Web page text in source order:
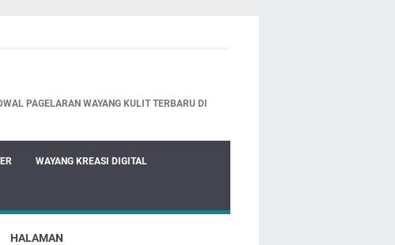
PAGELARAN WAYANG KULIT TERBARU DI
WAYANG KREASI DIGITAL
HALAMAN